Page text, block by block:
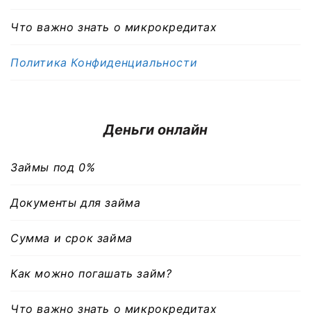
Что важно знать о микрокредитах
Политика Конфиденциальности
Деньги онлайн
Займы под 0%
Документы для займа
Сумма и срок займа
Как можно погашать займ?
Что важно знать о микрокредитах